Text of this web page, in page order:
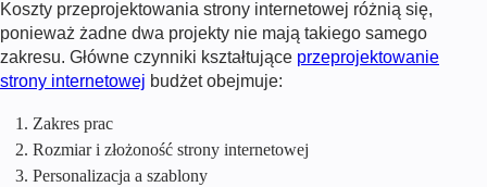
Koszty przeprojektowania strony internetowej różnią się,
ponieważ żadne dwa projekty nie mają takiego samego
zakresu. Główne czynniki kształtujące przeprojektowanie
strony internetowej budżet obejmuje:
Zakres prac
Rozmiar i złożoność strony internetowej
Personalizacja a szablony